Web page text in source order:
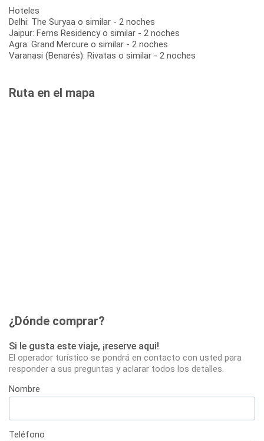
Hoteles
Delhi: The Suryaa o similar - 2 noches
Jaipur: Ferns Residency o similar - 2 noches
Agra: Grand Mercure o similar - 2 noches
Varanasi (Benarés): Rivatas o similar - 2 noches
Ruta en el mapa
¿Dónde comprar?
Si le gusta este viaje, ¡reserve aqui!
El operador turístico se pondrá en contacto con usted para
responder a sus preguntas y aclarar todos los detalles.
Nombre
Teléfono